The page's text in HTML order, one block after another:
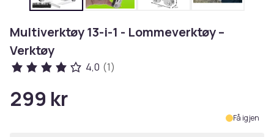
Multiverktøy 13-i-1 - Lommeverktøy –
Verktøy
4,0 (1)
299 kr
Få igjen